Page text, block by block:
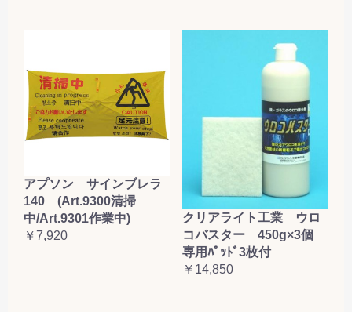
アプソン サインブレラ
140 (Art.9300清掃
中/Art.9301作業中)
￥7,920
クリアライト工業 ウロ
コバスター 450g×3個
専用ﾊﾟｯﾄﾞ3枚付
￥14,850